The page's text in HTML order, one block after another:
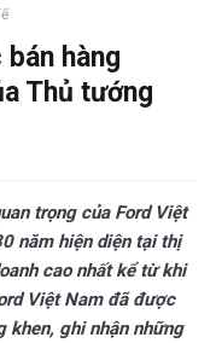
hàng
Thủ tướng
trọng của Ford Việt
năm hiện diện tại thị
cao nhất kể từ khi
Việt Nam đã được
khen, ghi nhận những